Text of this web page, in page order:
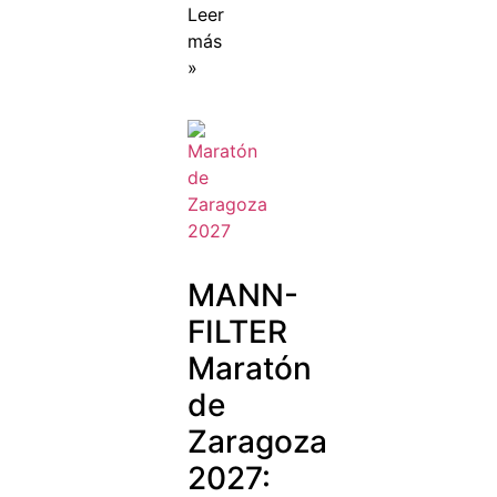
Leer
más
»
MANN-
FILTER
Maratón
de
Zaragoza
2027: